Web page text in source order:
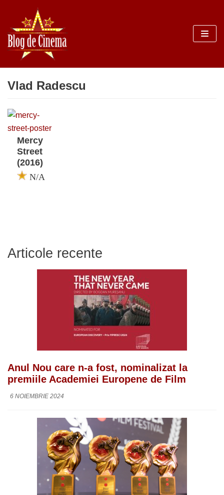
Sari
la
conținut
Vlad Radescu
Mercy
Street
(2016)
N/A
Articole recente
Anul Nou care n-a fost, nominalizat la
premiile Academiei Europene de Film
6 NOIEMBRIE 2024